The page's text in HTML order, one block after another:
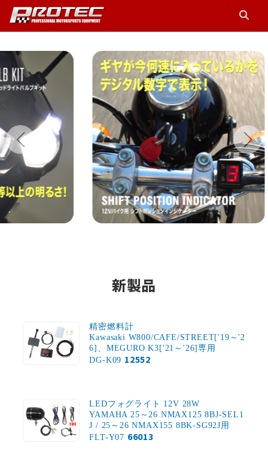
新製品
精密燃料計
Kawasaki W800/CAFE/STREET['19～'2
6]、MEGURO K3['21～'26]専用
DG-K09 12552
LEDフォグライト 12V 28W
YAMAHA 25～26 NMAX125 8BJ-SEL1
J / 25～26 NMAX155 8BK-SG92J用
FLT-Y07 66013